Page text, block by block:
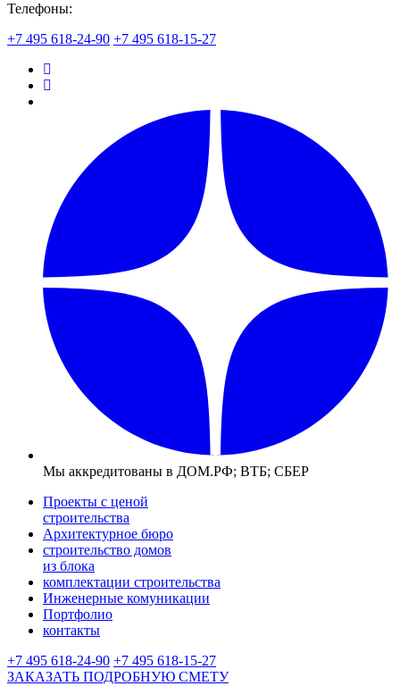
Телефоны:
+7 495 618-24-90 +7 495 618-15-27
Мы аккредитованы в ДОМ.РФ; ВТБ; СБЕР
Проекты с ценой
строительства
Архитектурное бюро
строительство домов
из блока
комплектации строительства
Инженерные комуникации
Портфолио
контакты
+7 495 618-24-90 +7 495 618-15-27
ЗАКАЗАТЬ ПОДРОБНУЮ CМЕТУ